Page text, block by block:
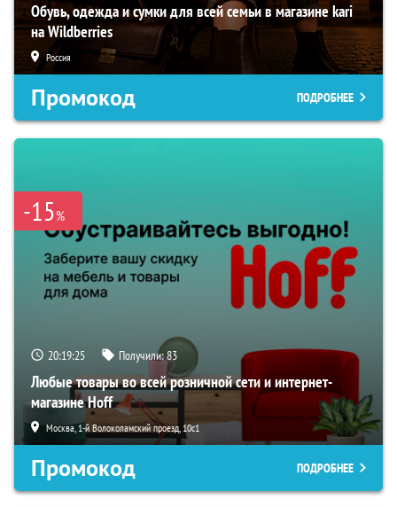
Обувь, одежда и сумки для всей семьи в магазине kari
на Wildberries
Россия
Промокод ПОДРОБНЕЕ
-15%
20:19:24 Получили:83
Любые товары во всей розничной сети и интернет-
магазине Hoff
Москва, 1-й Волоколамский проезд, 10с1
Промокод ПОДРОБНЕЕ